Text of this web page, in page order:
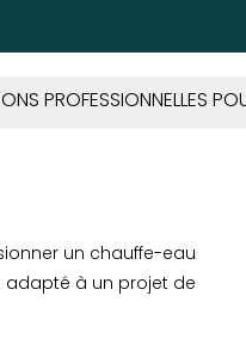
PROFESSIONNELLES
un chauffe-eau
adapté à un projet de